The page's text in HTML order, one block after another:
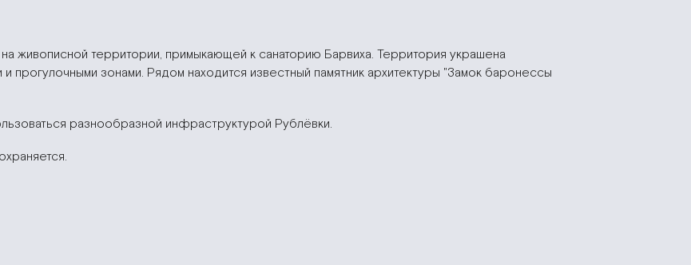
территории, примыкающей к санаторию Барвиха. Территория украшена
прогулочными зонами. Рядом находится известный памятник архитектуры "Замок баронессы
разнообразной инфраструктурой Рублёвки.